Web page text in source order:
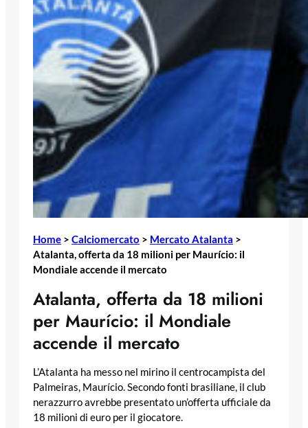
Home > Calciomercato > Mercato Atalanta >
Atalanta, offerta da 18 milioni per Maurício: il
Mondiale accende il mercato
Atalanta, offerta da 18 milioni
per Maurício: il Mondiale
accende il mercato
L’Atalanta ha messo nel mirino il centrocampista del
Palmeiras, Maurício. Secondo fonti brasiliane, il club
nerazzurro avrebbe presentato un’offerta ufficiale da
18 milioni di euro per il giocatore.